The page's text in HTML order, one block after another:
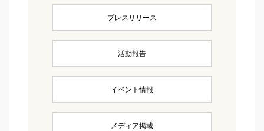
プレスリリース
活動報告
イベント情報
メディア掲載